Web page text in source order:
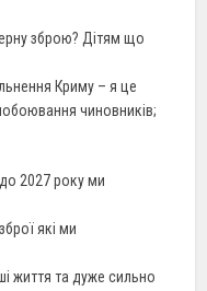
зброю? Дітям що
Криму – я це
чиновників;
2027 року ми
які ми
життя та дуже сильно